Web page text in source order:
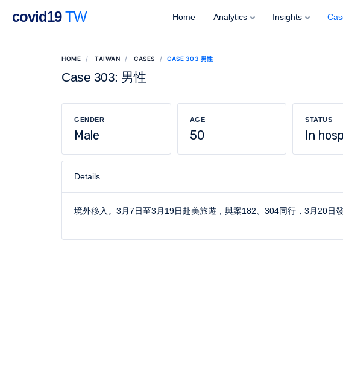
covid19TW Home Analytics Insights
HOME TAIWAN CASES CASE 303 男性
Case 303: 男性
GENDER
Male
AGE
50
STATUS
In
Details
境外移入。3月7日至3月19日赴美旅遊，與案182、304同行，3月20日